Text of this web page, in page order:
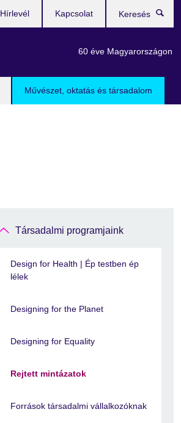
Művészet, oktatás és társadalom
60 éve Magyarországon
Hírlevél Kapcsolat
Társadalmi programjaink
Design for Health | Ép testben ép
lélek
Designing for the Planet
Designing for Equality
Rejtett mintázatok
Források társadalmi vállalkozóknak